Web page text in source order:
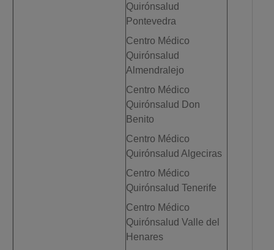
Quirónsalud
Pontevedra
Centro Médico
Quirónsalud
Almendralejo
Centro Médico
Quirónsalud Don
Benito
Centro Médico
Quirónsalud Algeciras
Centro Médico
Quirónsalud Tenerife
Centro Médico
Quirónsalud Valle del
Henares